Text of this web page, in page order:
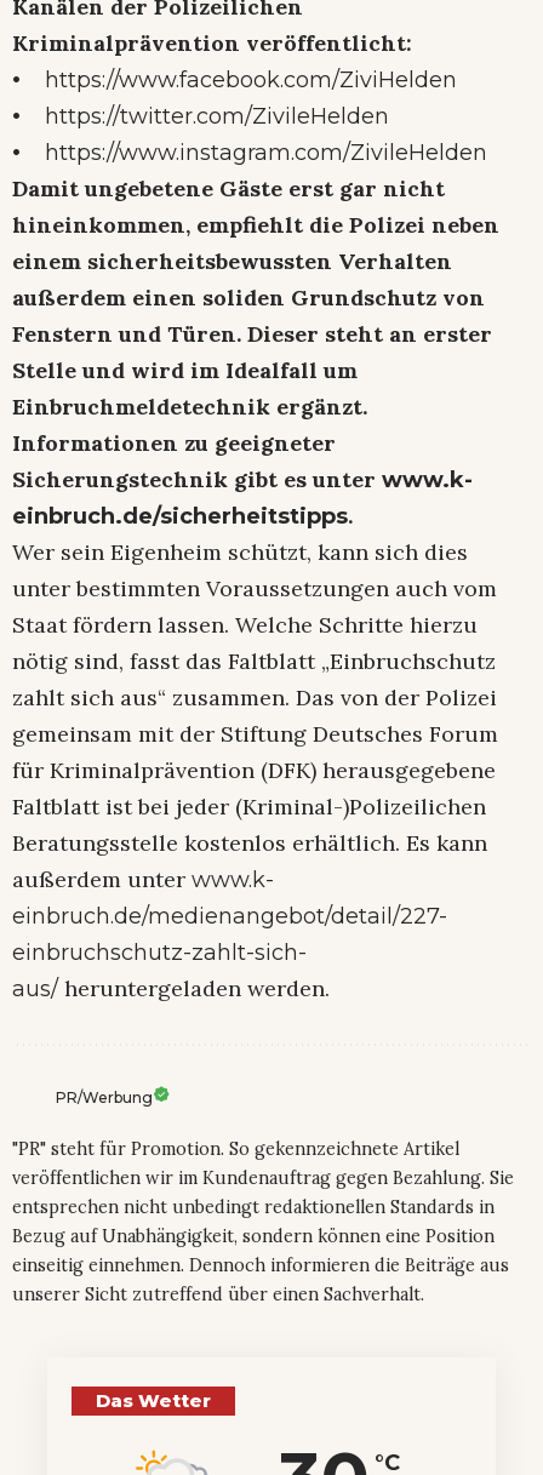
Kanälen der Polizeilichen
Kriminalprävention veröffentlicht:
• https://www.facebook.com/ZiviHelden
• https://twitter.com/ZivileHelden
• https://www.instagram.com/ZivileHelden
Damit ungebetene Gäste erst gar nicht
hineinkommen, empfiehlt die Polizei neben
einem sicherheitsbewussten Verhalten
außerdem einen soliden Grundschutz von
Fenstern und Türen. Dieser steht an erster
Stelle und wird im Idealfall um
Einbruchmeldetechnik ergänzt.
Informationen zu geeigneter
Sicherungstechnik gibt es unter www.k-
einbruch.de/sicherheitstipps.
Wer sein Eigenheim schützt, kann sich dies
unter bestimmten Voraussetzungen auch vom
Staat fördern lassen. Welche Schritte hierzu
nötig sind, fasst das Faltblatt „Einbruchschutz
zahlt sich aus“ zusammen. Das von der Polizei
gemeinsam mit der Stiftung Deutsches Forum
für Kriminalprävention (DFK) herausgegebene
Faltblatt ist bei jeder (Kriminal-)Polizeilichen
Beratungsstelle kostenlos erhältlich. Es kann
außerdem unter www.k-
einbruch.de/medienangebot/detail/227-
einbruchschutz-zahlt-sich-
aus/heruntergeladen werden.
PR/Werbung
"PR" steht für Promotion. So gekennzeichnete Artikel
veröffentlichen wir im Kundenauftrag gegen Bezahlung. Sie
entsprechen nicht unbedingt redaktionellen Standards in
Bezug auf Unabhängigkeit, sondern können eine Position
einseitig einnehmen. Dennoch informieren die Beiträge aus
unserer Sicht zutreffend über einen Sachverhalt.
Das Wetter
°C